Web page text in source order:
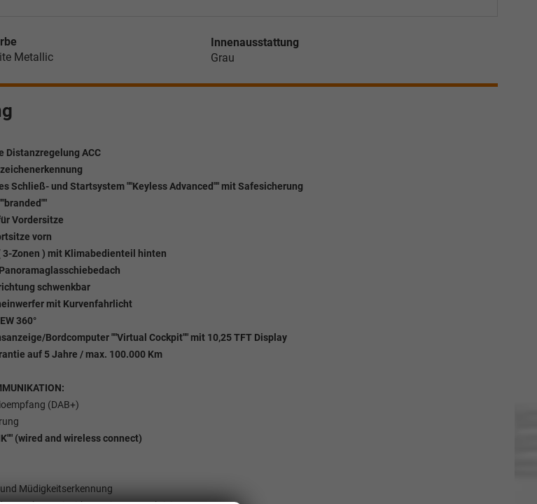
Metallic
Innenausstattung
Grau
Distanzregelung ACC
Schließ- und Startsystem ""Keyless Advanced"" mit Safesicherung
Vordersitze
vorn
3-Zonen ) mit Klimabedienteil hinten
schwenkbar
mit Kurvenfahrlicht
360°
Bordcomputer ""Virtual Cockpit"" mit 10,25 TFT Display
auf 5 Jahre / max. 100.000 Km
(DAB+)
(wired and wireless connect)
Müdigkeitserkennung